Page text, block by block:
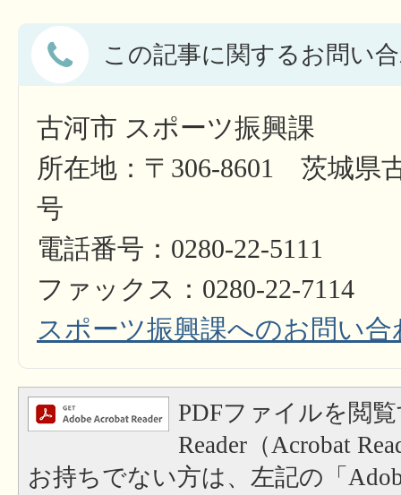
この記事に関するお問い
古河市 スポーツ振興課
所在地：〒306-8601 茨城県
号
電話番号：0280-22-5111
ファックス：0280-22-7114
スポーツ振興課へのお問い合
PDFファイルを閲
Reader（Acrobat
お持ちでない方は、左記の「